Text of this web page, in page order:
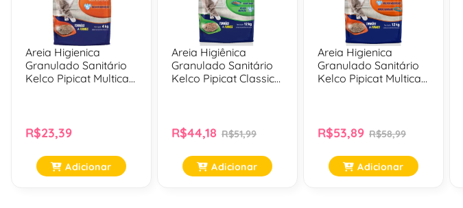
Areia Higienica
Granulado Sanitário
Kelco Pipicat Multicat
R$23,39
Adicionar
Areia Higiênica
Granulado Sanitário
Kelco Pipicat Classic
R$44,18 R$51,99
Adicionar
Areia Higienica
Granulado Sanitário
Kelco Pipicat Multicat
R$53,89 R$58,99
Adicionar